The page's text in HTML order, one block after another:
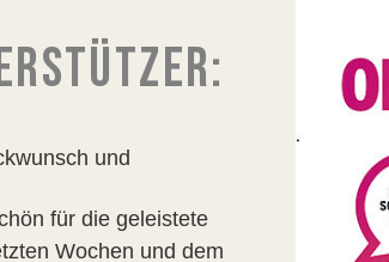
und
für die geleistete
Wochen und dem